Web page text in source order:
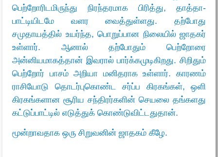
பெற்றோரிடமிருந்து நிரந்தரமாக பிரித்து, தாத்தா-
பாட்டியிடமே வளர வைத்துள்ளது. தற்போது
சமுதாயத்தில் உயர்ந்த, பொறுப்பான நிலையில் ஜாதகர்
உள்ளார். ஆனால் தற்போதும் பெற்றோரை
அன்னியமாகத்தான் இவரால் பார்க்கமுடிகிறது. சிறிதும்
பெற்றோர் பாசம் அறியா மனிதராக உள்ளார். காரணம்
ராசியோடு தொடர்புகொண்ட சர்ப்ப கிரகங்கள், ஒளி
கிரகங்களான சூரிய சந்திரர்களின் செயலை தங்களது
கட்டுப்பாட்டில் எடுத்துக் கொண்டுவிட்டதுதான்.
மூன்றாவதாக ஒரு சிறுவனின் ஜாதகம் கீழே.